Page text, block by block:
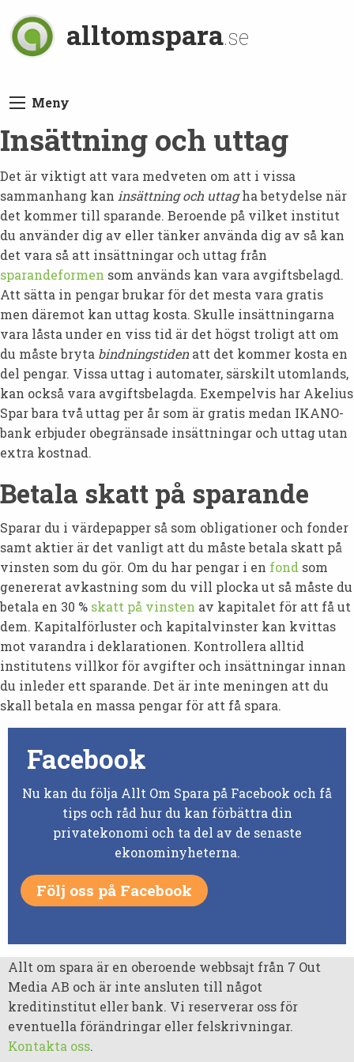
alltomspara.se
Meny
Insättning och uttag
Det är viktigt att vara medveten om att i vissa
sammanhang kan insättning och uttagha betydelse när
det kommer till sparande. Beroende på vilket institut
du använder dig av eller tänker använda dig av så kan
det vara så att insättningar och uttag från
sparandeformen som används kan vara avgiftsbelagd.
Att sätta in pengar brukar för det mesta vara gratis
men däremot kan uttag kosta. Skulle insättningarna
vara låsta under en viss tid är det högst troligt att om
du måste bryta bindningstidenatt det kommer kosta en
del pengar. Vissa uttag i automater, särskilt utomlands,
kan också vara avgiftsbelagda. Exempelvis har Akelius
Spar bara två uttag per år som är gratis medan IKANO-
bank erbjuder obegränsade insättningar och uttag utan
extra kostnad.
Betala skatt på sparande
Sparar du i värdepapper så som obligationer och fonder
samt aktier är det vanligt att du måste betala skatt på
vinsten som du gör. Om du har pengar i en fond som
genererat avkastning som du vill plocka ut så måste du
betala en 30 % skatt på vinsten av kapitalet för att få ut
dem. Kapitalförluster och kapitalvinster kan kvittas
mot varandra i deklarationen. Kontrollera alltid
institutens villkor för avgifter och insättningar innan
du inleder ett sparande. Det är inte meningen att du
skall betala en massa pengar för att få spara.
Facebook
Nu kan du följa Allt Om Spara på Facebook och få
tips och råd hur du kan förbättra din
privatekonomi och ta del av de senaste
ekonominyheterna.
Följ oss på Facebook
Allt om spara är en oberoende webbsajt från 7 Out
Media AB och är inte ansluten till något
kreditinstitut eller bank. Vi reserverar oss för
eventuella förändringar eller felskrivningar.
Kontakta oss.